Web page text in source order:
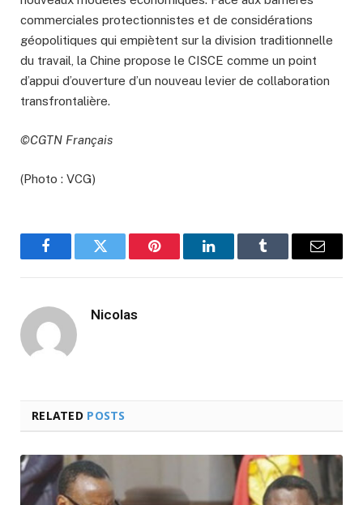
commerciales protectionnistes et de considérations
géopolitiques qui empiètent sur la division traditionnelle
du travail, la Chine propose le CISCE comme un point
d’appui d’ouverture d’un nouveau levier de collaboration
transfrontalière.
©CGTN Français
(Photo : VCG)
FacebookTwitter Pinterest LinkedInTumblr Email
Nicolas
RELATED POSTS